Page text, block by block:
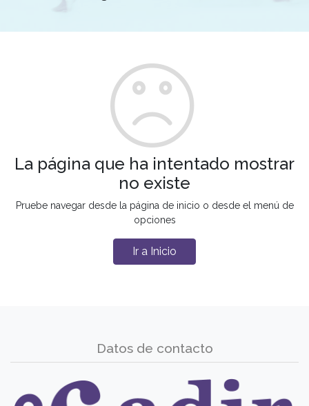
La página que ha intentado mostrar
no existe
Pruebe navegar desde la página de inicio o desde el menú de
opciones
Ir a Inicio
Datos de contacto